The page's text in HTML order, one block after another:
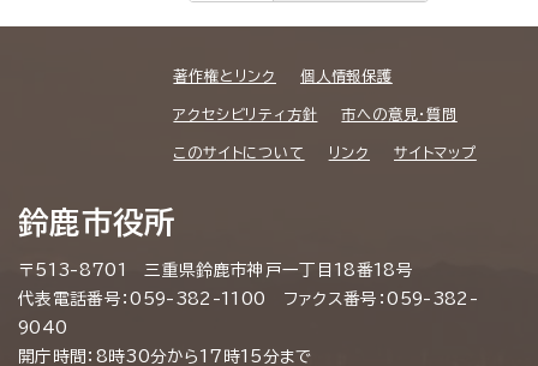
著作権とリンク 個人情報保護
アクセシビリティ方針 市への意見・質問
このサイトについて リンク サイトマップ
鈴鹿市役所
〒513-8701 三重県鈴鹿市神戸一丁目18番18号
代表電話番号：059-382-1100 ファクス番号：059-382-
9040
開庁時間：8時30分から17時15分まで